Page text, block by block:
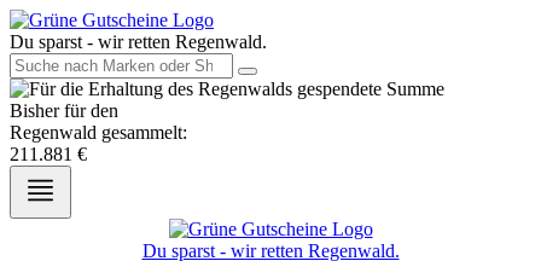
Du sparst - wir retten Regenwald.
Bisher für den
Regenwald gesammelt:
211.881 €
Du sparst - wir retten Regenwald.